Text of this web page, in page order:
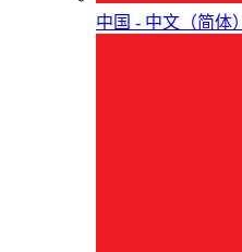
中国 - 中⽂（简体）